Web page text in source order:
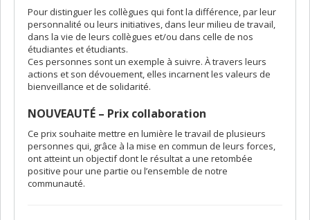
Pour distinguer les collègues qui font la différence, par leur
personnalité ou leurs initiatives, dans leur milieu de travail,
dans la vie de leurs collègues et/ou dans celle de nos
étudiantes et étudiants.
Ces personnes sont un exemple à suivre. À travers leurs
actions et son dévouement, elles incarnent les valeurs de
bienveillance et de solidarité.
NOUVEAUTÉ – Prix collaboration
Ce prix souhaite mettre en lumière le travail de plusieurs
personnes qui, grâce à la mise en commun de leurs forces,
ont atteint un objectif dont le résultat a une retombée
positive pour une partie ou l’ensemble de notre
communauté.